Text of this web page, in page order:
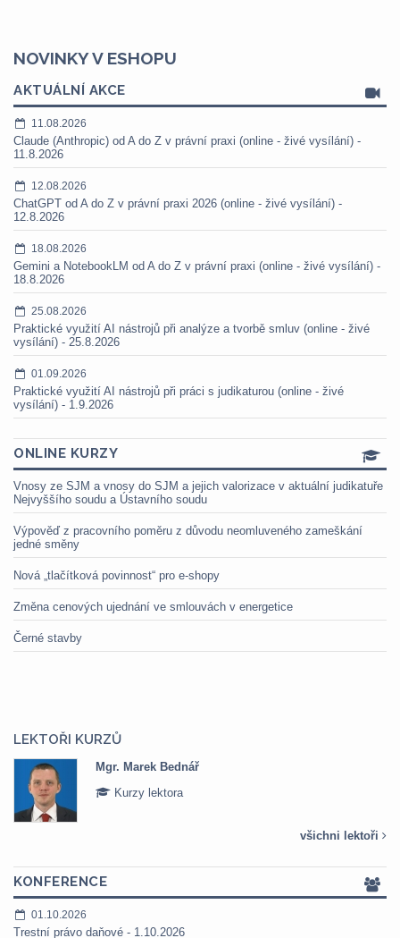
NOVINKY V ESHOPU
AKTUÁLNÍ AKCE
11.08.2026
Claude (Anthropic) od A do Z v právní praxi (online - živé vysílání) -
11.8.2026
12.08.2026
ChatGPT od A do Z v právní praxi 2026 (online - živé vysílání) -
12.8.2026
18.08.2026
Gemini a NotebookLM od A do Z v právní praxi (online - živé vysílání) -
18.8.2026
25.08.2026
Praktické využití AI nástrojů při analýze a tvorbě smluv (online - živé
vysílání) - 25.8.2026
01.09.2026
Praktické využití AI nástrojů při práci s judikaturou (online - živé
vysílání) - 1.9.2026
ONLINE KURZY
Vnosy ze SJM a vnosy do SJM a jejich valorizace v aktuální judikatuře
Nejvyššího soudu a Ústavního soudu
Výpověď z pracovního poměru z důvodu neomluveného zameškání
jedné směny
Nová „tlačítková povinnost“ pro e-shopy
Změna cenových ujednání ve smlouvách v energetice
Černé stavby
LEKTOŘI KURZŮ
Mgr. Marek Bednář
Kurzy lektora
všichni lektoři
KONFERENCE
01.10.2026
Trestní právo daňové - 1.10.2026